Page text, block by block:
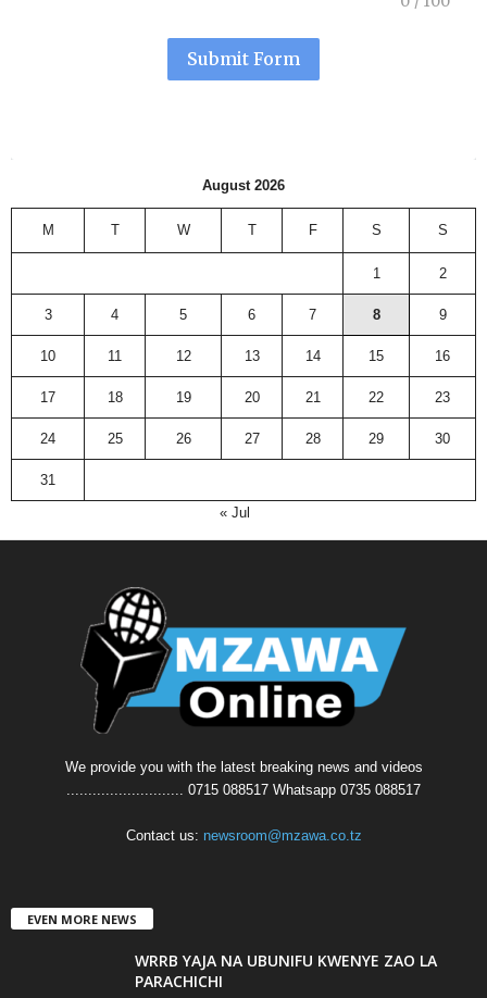
Submit Form
August 2026
M T W T F S S
1 2
3 4 5 6 7 8 9
10 11 12 13 14 15 16
17 18 19 20 21 22 23
24 25 26 27 28 29 30
31
« Jul
We provide you with the latest breaking news and videos
........................... 0715 088517 Whatsapp 0735 088517
Contact us: newsroom@mzawa.co.tz
EVEN MORE NEWS
WRRB YAJA NA UBUNIFU KWENYE ZAO LA
PARACHICHI